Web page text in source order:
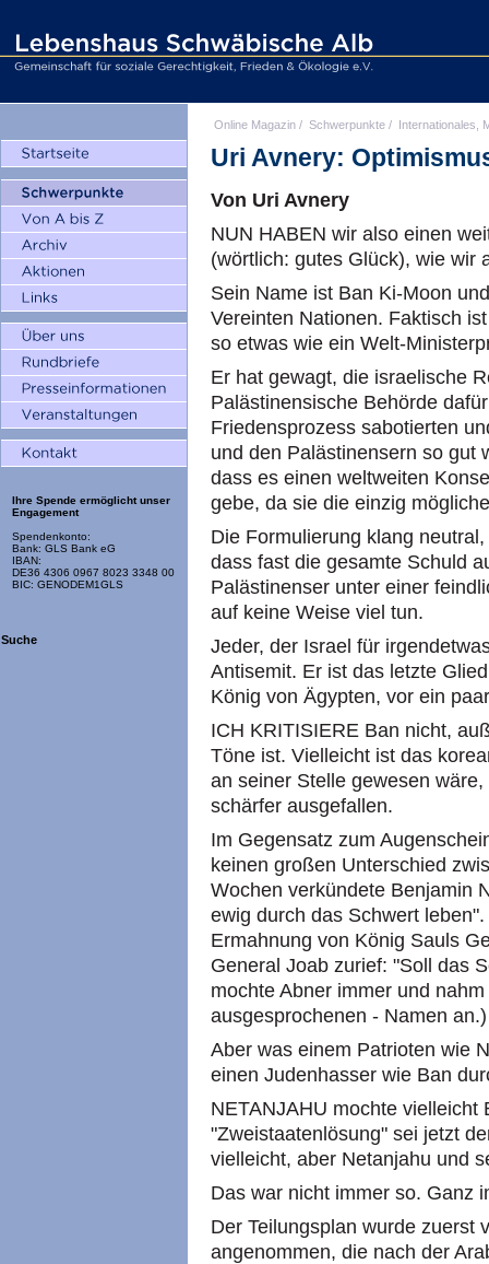
Ihre Spende ermöglicht unser
Engagement
Spendenkonto:
Bank: GLS Bank eG
IBAN:
DE36 4306 0967 8023 3348 00
BIC: GENODEM1GLS
Suche
Online Magazin / Schwerpunkte / Internationales,
Uri Avnery:
Von Uri Avnery
NUN HABEN wir also einen
(wörtlich: gutes Glück), wie wir
Sein Name ist Ban Ki-Moon
Vereinten Nationen. Faktisch
so etwas wie ein Welt-
Er hat gewagt, die israelische
Palästinensische Behörde
Friedensprozess sabotierten
und den Palästinensern so gut
dass es einen weltweiten
gebe, da sie die einzig
Die Formulierung klang
dass fast die gesamte Schuld
Palästinenser unter einer
auf keine Weise viel tun.
Jeder, der Israel für
Antisemit. Er ist das letzte
König von Ägypten, vor ein
ICH KRITISIERE Ban nicht,
Töne ist. Vielleicht ist das
an seiner Stelle gewesen
schärfer ausgefallen.
Im Gegensatz zum
keinen großen Unterschied
Wochen verkündete Benjamin
ewig durch das Schwert
Ermahnung von König Sauls
General Joab zurief: "Soll das
mochte Abner immer und
ausgesprochenen - Namen
Aber was einem Patrioten wie
einen Judenhasser wie Ban
NETANJAHU mochte vielleicht
"Zweistaatenlösung" sei jetzt
vielleicht, aber Netanjahu und
Das war nicht immer so. Ganz
Der Teilungsplan wurde zuerst
angenommen, die nach der